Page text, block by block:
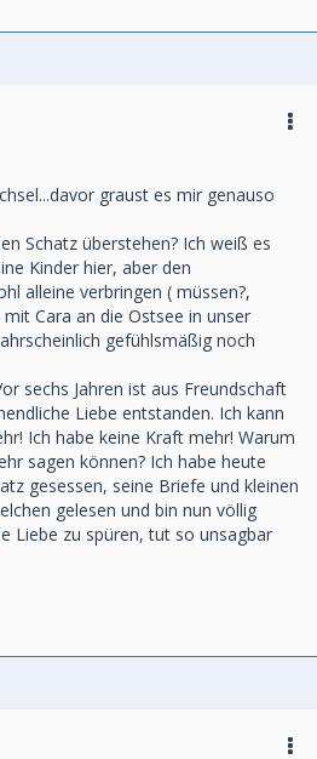
graust es mir genauso
Schatz überstehen? Ich weiß es
Kinder hier, aber den
alleine verbringen ( müssen?,
Cara an die Ostsee in unser
gefühlsmäßig noch
sechs Jahren ist aus Freundschaft
Liebe entstanden. Ich kann
Ich habe keine Kraft mehr! Warum
sagen können? Ich habe heute
gesessen, seine Briefe und kleinen
gelesen und bin nun völlig
Liebe zu spüren, tut so unsagbar